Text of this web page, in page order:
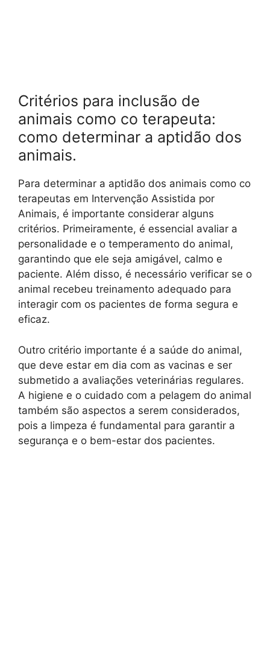
Critérios para inclusão de
animais como co terapeuta:
como determinar a aptidão dos
animais.
Para determinar a aptidão dos animais como co
terapeutas em Intervenção Assistida por
Animais, é importante considerar alguns
critérios. Primeiramente, é essencial avaliar a
personalidade e o temperamento do animal,
garantindo que ele seja amigável, calmo e
paciente. Além disso, é necessário verificar se o
animal recebeu treinamento adequado para
interagir com os pacientes de forma segura e
eficaz.
Outro critério importante é a saúde do animal,
que deve estar em dia com as vacinas e ser
submetido a avaliações veterinárias regulares.
A higiene e o cuidado com a pelagem do animal
também são aspectos a serem considerados,
pois a limpeza é fundamental para garantir a
segurança e o bem-estar dos pacientes.